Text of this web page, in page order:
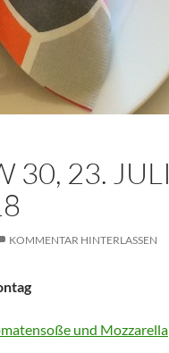
30, 23. JULI
KOMMENTAR HINTERLASSEN
und Mozzarella